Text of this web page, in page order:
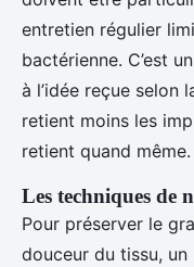
entretien régulier
bactérienne. C’est
à l’idée reçue selon
retient moins les
retient quand même.
Les techniques de
Pour préserver le
douceur du tissu,